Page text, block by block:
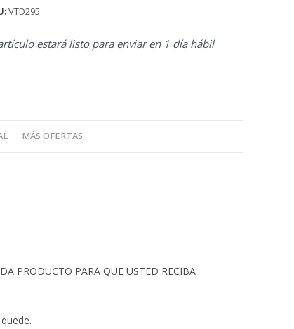
VTD295
estará listo para enviar en 1 día hábil
MÁS OFERTAS
PRODUCTO PARA QUE USTED RECIBA